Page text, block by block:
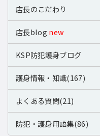
店長のこだわり
店長blog new
KSP防犯護身ブログ
護身情報・知識(167)
よくある質問(21)
防犯・護身用語集(86)